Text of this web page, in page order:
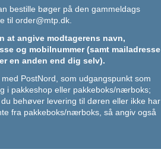
bestille bøger på den gammeldags
til order@mtp.dk.
at angive modtagerens navn,
og mobilnummer (samt mailadresse
en anden end dig selv).
PostNord, som udgangspunkt som
i pakkeshop eller pakkeboks/nærboks;
behøver levering til døren eller ikke har
fra pakkeboks/nærboks, så angiv også